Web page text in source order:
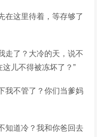
在这里待着，等存够了
走了？大冷的天，说不
儿不得被冻坏了？”
我不管了？你们当爹妈
知道冷？我和你爸回去